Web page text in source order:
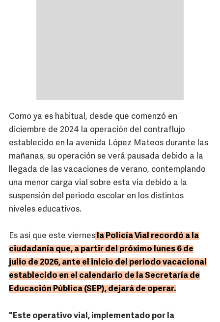
Como ya es habitual, desde que comenzó en
diciembre de 2024 la operación del contraflujo
establecido en la avenida López Mateos durante las
mañanas, su operación se verá pausada debido a la
llegada de las vacaciones de verano, contemplando
una menor carga vial sobre esta vía debido a la
suspensión del periodo escolar en los distintos
niveles educativos.
Es así que este viernes la Policía Vial recordó a la
ciudadanía que, a partir del próximo lunes 6 de
julio de 2026, ante el inicio del periodo vacacional
establecido en el calendario de la Secretaría de
Educación Pública (SEP), dejará de operar.
"Este operativo vial, implementado por la